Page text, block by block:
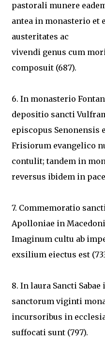
pastorali munere
antea in monasterio et
austeritates ac
vivendi genus cum
composuit (687).
6. In monasterio
depositio sancti
episcopus Senonensis
Frisiorum evangelico
contulit; tandem in
reversus ibidem in
7. Commemoratio
Apolloniae in
Imaginum cultu ab
exsilium eiectus est
8. In laura Sancti
sanctorum viginti
incursoribus in
suffocati sunt (797).